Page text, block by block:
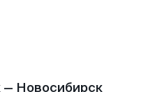
— Новосибирск